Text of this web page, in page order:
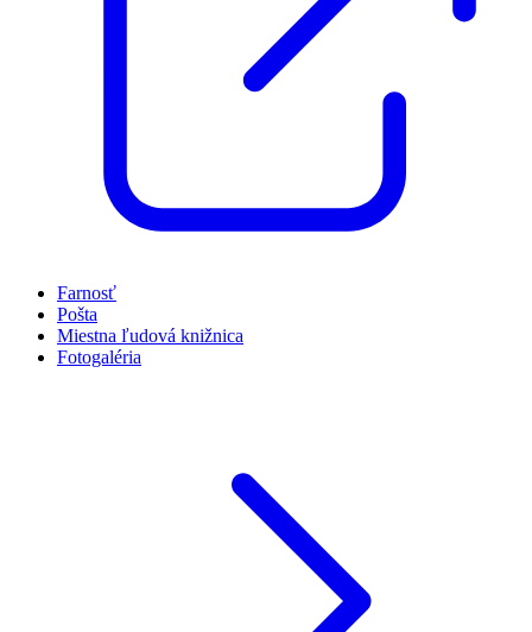
Farnosť
Pošta
Miestna ľudová knižnica
Fotogaléria